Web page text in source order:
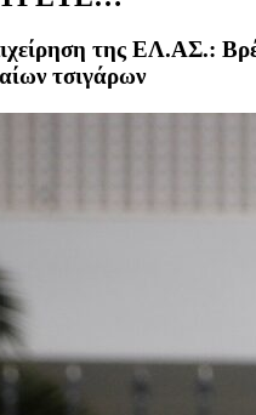
της ΕΛ.ΑΣ.:
τσιγάρων